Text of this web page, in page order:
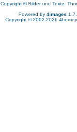
Copyright © Bilder und Texte:
Powered by 4images
Copyright © 2002-2026